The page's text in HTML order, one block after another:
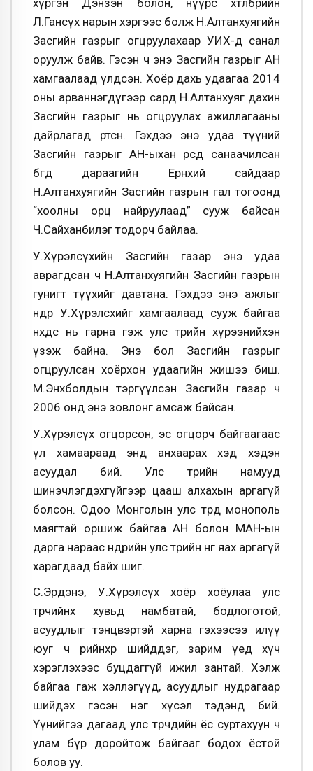
хүргэн Дэнзэн болон, нүүрс хөтөлбөрийн
Л.Гансүх нарын хэргээс болж Н.Алтанхуягийн
Засгийн газрыг огцруулахаар УИХ-д санал
оруулж байв. Гэсэн ч энэ Засгийн газрыг АН
хамгаалаад үлдсэн. Хоёр дахь удаагаа 2014
оны арваннэгдүгээр сард Н.Алтанхуяг дахин
Засгийн газрыг нь огцруулах ажиллагааны
дайрлагад өртсөн. Гэхдээ энэ удаа түүний
Засгийн газрыг АН-ыхан өөрсдөө санаачилсан
бөгөөд дараагийн Ерөнхий сайдаар
Н.Алтанхуягийн Засгийн газрын гал тогоонд
“хоолны орц найруулаад” сууж байсан
Ч.Сайханбилэг тодорч байлаа.
У.Хүрэлсүхийн Засгийн газар энэ удаа
аврагдсан ч Н.Алтанхуягийн Засгийн газрын
гунигт түүхийг давтана. Гэхдээ энэ ажлыг
өнөөдөр У.Хүрэлсхийг хамгаалаад сууж байгаа
нөхдөөс нь гарна гэж улс төрийн хүрээнийхэн
үзэж байна. Энэ бол Засгийн газрыг
огцруулсан хоёрхон удаагийн жишээ биш.
М.Энхболдын тэргүүлсэн Засгийн газар ч
2006 онд энэ зовлонг амсаж байсан.
У.Хүрэлсүх огцорсон, эс огцорч байгаагаас
үл хамаараад энд анхаарах хэд хэдэн
асуудал бий. Улс төрийн намууд
шинэчлэгдэхгүйгээр цааш алхахын аргагүй
болсон. Одоо Монголын улс төрд монополь
маягтай оршиж байгаа АН болон МАН-ын
дарга нараас өнөөдрийн улс төрийн өнгө яах аргагүй
харагдаад байх шиг.
С.Эрдэнэ, У.Хүрэлсүх хоёр хоёулаа улс
төрчийнхөө хувьд намбатай, бодлоготой,
асуудлыг тэнцвэртэй харна гэхээсээ илүү
юуг ч өөрийнхөөрөө шийддэг, зарим үед хүч
хэрэглэхээс буцдаггүй ижил зантай. Хэлж
байгаа гаж хэллэгүүд, асуудлыг нудрагаар
шийдэх гэсэн нэг хүсэл тэдэнд бий.
Үүнийгээ дагаад улс төрчдийн ёс суртахуун ч
улам бүр доройтож байгааг бодох ёстой
болов уу.